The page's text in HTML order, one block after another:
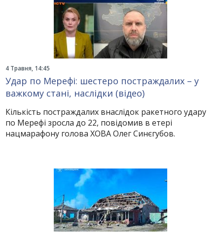
4 Травня, 14:45
Удар по Мерефі: шестеро постраждалих – у
важкому стані, наслідки (відео)
Кількість постраждалих внаслідок ракетного удару
по Мерефі зросла до 22, повідомив в етері
нацмарафону голова ХОВА Олег Синєгубов.